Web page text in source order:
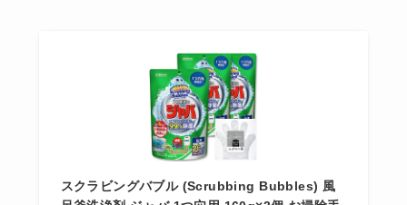
スクラビングバブル (Scrubbing Bubbles) 風